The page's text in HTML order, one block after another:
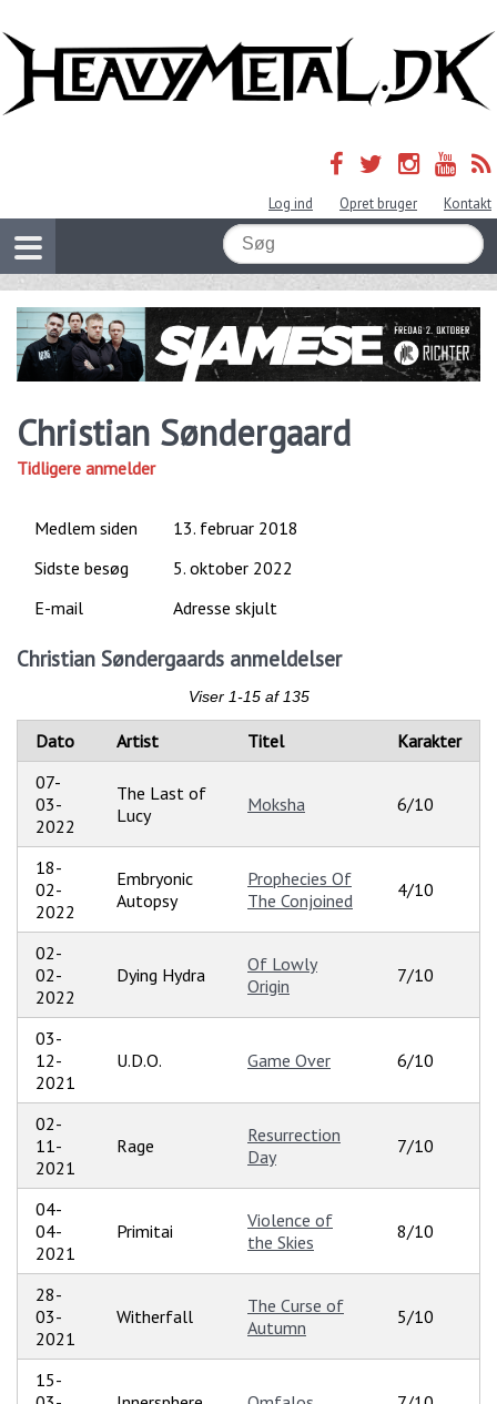
Log ind Opret bruger Kontakt
Christian Søndergaard
Tidligere anmelder
Medlem siden
13. februar 2018
Sidste besøg
5. oktober 2022
E-mail
Adresse skjult
Christian Søndergaards anmeldelser
Viser 1-15 af 135
Dato Artist Titel
Karakter
07-
03-
2022
The Last of
Lucy
Moksha 6/10
18-
02-
2022
Embryonic
Autopsy
Prophecies Of
The Conjoined
4/10
02-
02-
2022
Dying Hydra
Of Lowly
Origin
7/10
03-
12-
2021
U.D.O. Game Over 6/10
02-
11-
2021
Rage
Resurrection
Day
7/10
04-
04-
2021
Primitai
Violence of
the Skies
8/10
28-
03-
2021
Witherfall
The Curse of
Autumn
5/10
15-